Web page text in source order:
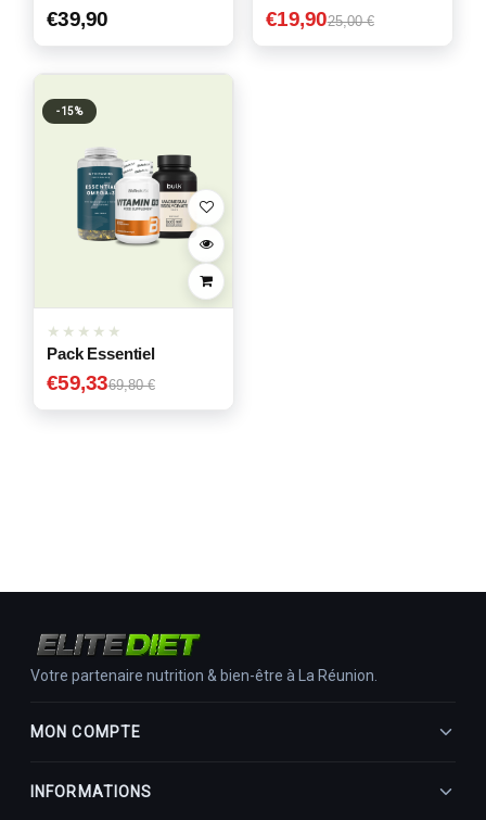
€39,90 €19,9025,00 €
-15%
Pack Essentiel
€59,3369,80 €
Votre partenaire nutrition & bien-être à La Réunion.
MON COMPTE
Mes commandes
INFORMATIONS